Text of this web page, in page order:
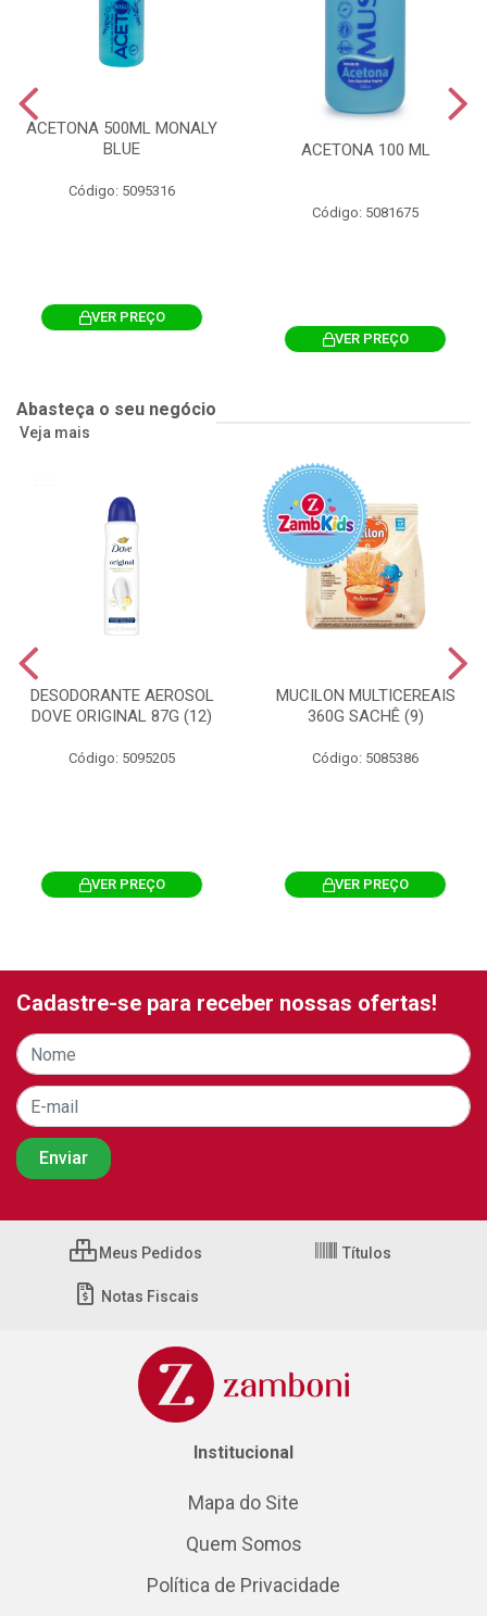
ACETONA 500ML MONALY
BLUE
Código: 5095316
VER PREÇO
ACETONA 100 ML
Código: 5081675
VER PREÇO
Abasteça o seu negócio
Veja mais
DESODORANTE AEROSOL
DOVE ORIGINAL 87G (12)
Código: 5095205
VER PREÇO
MUCILON MULTICEREAIS
360G SACHÊ (9)
Código: 5085386
VER PREÇO
Cadastre-se para receber nossas ofertas!
Meus Pedidos Títulos
Notas Fiscais
Institucional
Mapa do Site
Quem Somos
Política de Privacidade